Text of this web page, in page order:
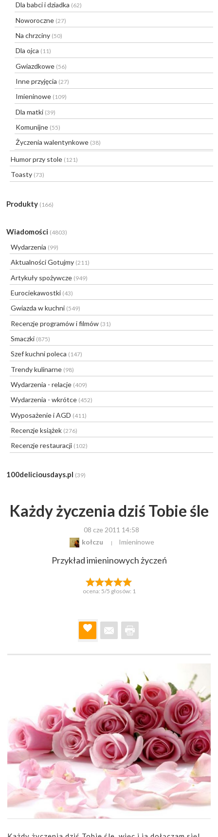
Dla babci i dziadka (62)
Noworoczne (27)
Na chrzciny (50)
Dla ojca (11)
Gwiazdkowe (56)
Inne przyjęcia (27)
Imieninowe (109)
Dla matki (39)
Komunijne (55)
Życzenia walentynkowe (38)
Humor przy stole (121)
Toasty (73)
Produkty (166)
Wiadomości (4803)
Wydarzenia (99)
Aktualności Gotujmy (211)
Artykuły spożywcze (949)
Eurociekawostki (43)
Gwiazda w kuchni (549)
Recenzje programów i filmów (31)
Smaczki (875)
Szef kuchni poleca (147)
Trendy kulinarne (98)
Wydarzenia - relacje (409)
Wydarzenia - wkrótce (452)
Wyposażenie i AGD (411)
Recenzje książek (276)
Recenzje restauracji (102)
100deliciousdays.pl (39)
Każdy życzenia dziś Tobie śle
08 cze 2011 14:58
kołczu
Imieninowe
Przykład imieninowych życzeń
ocena: 5/5 głosów: 1